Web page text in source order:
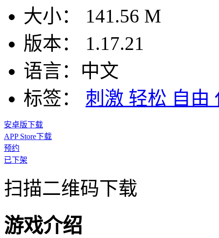
大小：
141.56 M
版本：
1.17.21
语言： 中文
标签：
刺激 轻松 自由
安卓版下载
APP Store下载
预约
已下架
扫描二维码下载
游戏介绍